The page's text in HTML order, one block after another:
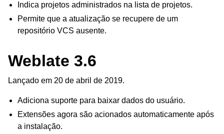
Indica projetos administrados na lista de projetos.
Permite que a atualização se recupere de um
repositório VCS ausente.
Weblate 3.6
Lançado em 20 de abril de 2019.
Adiciona suporte para baixar dados do usuário.
Extensões agora são acionados automaticamente após
a instalação.